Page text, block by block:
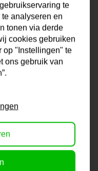
0x0x0 cm
geprint op dibond
pop-art, industrieel
te
analyseren en
tonen via derde
cookies gebruiken
op "Instellingen" te
ons gebruik van